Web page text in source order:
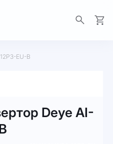
EU-B
Deye AI-